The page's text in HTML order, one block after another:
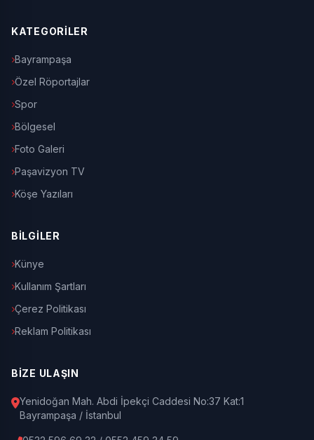
KATEGORİLER
Bayrampaşa
Özel Röportajlar
Spor
Bölgesel
Foto Galeri
Paşavizyon TV
Köşe Yazıları
BİLGİLER
Künye
Kullanım Şartları
Çerez Politikası
Reklam Politikası
BİZE ULAŞIN
Yenidoğan Mah. Abdi İpekçi Caddesi No:37 Kat:1
Bayrampaşa / İstanbul